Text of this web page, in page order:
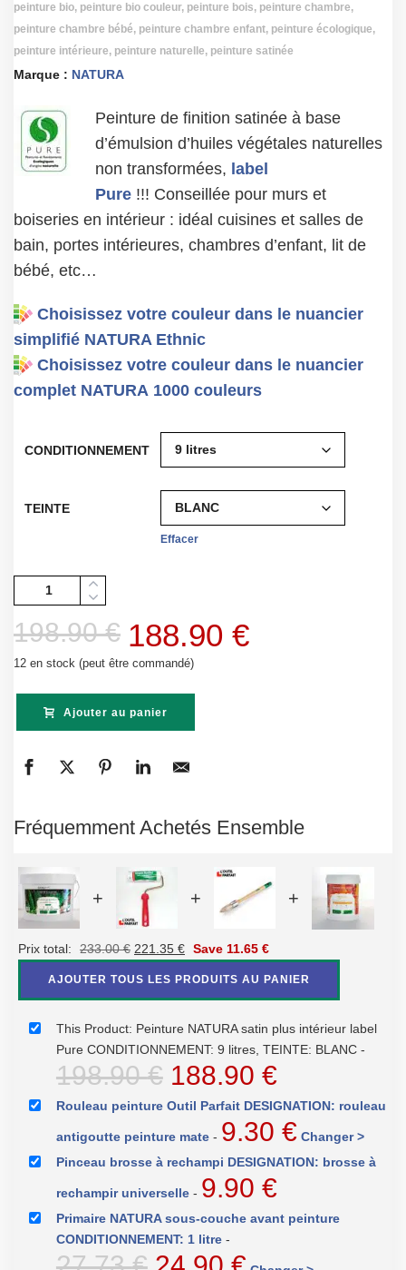
peinture bio, peinture bio couleur, peinture bois, peinture chambre,
peinture chambre bébé, peinture chambre enfant, peinture écologique,
peinture intérieure, peinture naturelle, peinture satinée
Marque : NATURA
Peinture de finition satinée à base
d’émulsion d’huiles végétales naturelles
non transformées, label
Pure !!! Conseillée pour murs et
boiseries en intérieur : idéal cuisines et salles de
bain, portes intérieures, chambres d’enfant, lit de
bébé, etc…
Choisissez votre couleur dans le nuancier
simplifié NATURA Ethnic
Choisissez votre couleur dans le nuancier
complet NATURA 1000 couleurs
CONDITIONNEMENT
TEINTE
Effacer
Quantité
198.90€ Le
prix
initial
était :
198.90 €.
188.90 €Le
12 en stock (peut être commandé)
Ajouter au panier
Fréquemment Achetés Ensemble
+ + +
Prix total: 233.00€ Le
233.00 €.
221.35 €Le
221.35 €.
Save 11.65 €
AJOUTER TOUS LES PRODUITS AU PANIER
This Product: Peinture NATURA satin plus intérieur label
Pure CONDITIONNEMENT: 9 litres, TEINTE: BLANC -
198.90€ Le
prix
initial
était :
198.90 €.
188.90 €Le
prix
actuel
est :
188.90 €.
Rouleau peinture Outil Parfait DESIGNATION: rouleau
antigoutte peinture mate - 9.30 € Changer >
Pinceau brosse à rechampi DESIGNATION: brosse à
rechampir universelle - 9.90 €
Primaire NATURA sous-couche avant peinture
CONDITIONNEMENT: 1 litre -
Le
Le